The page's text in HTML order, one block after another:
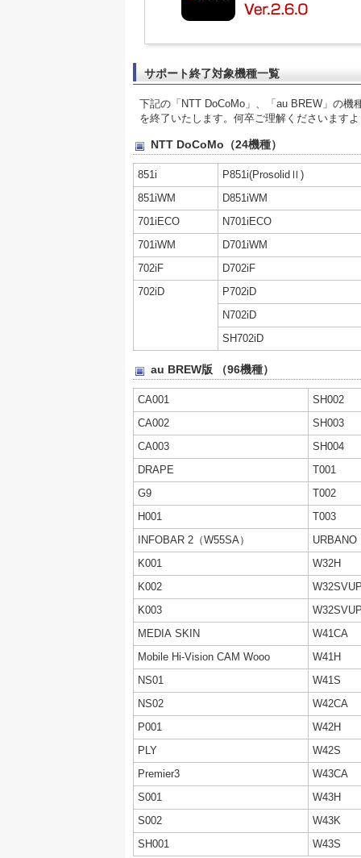
サポート終了対象機種一覧
下記の「NTT DoCoMo」、「au BREW」の
を終了いたします。何卒ご理解くださいます
NTT DoCoMo（24機種）
851i
P851i(ProsolidⅡ)
851iWM
D851iWM
701iECO
N701iECO
701iWM
D701iWM
702iF
D702iF
702iD
P702iD
N702iD
SH702iD
au BREW版 （96機種）
CA001
SH002
CA002
SH003
CA003
SH004
DRAPE
T001
G9
T002
H001
T003
INFOBAR 2（W55SA）
URBANO
K001
W32H
K002
K003
MEDIA SKIN
W41CA
Mobile Hi-Vision CAM Wooo
W41H
NS01
W41S
NS02
W42CA
P001
W42H
PLY
W42S
Premier3
W43CA
S001
W43H
S002
W43K
SH001
W43S